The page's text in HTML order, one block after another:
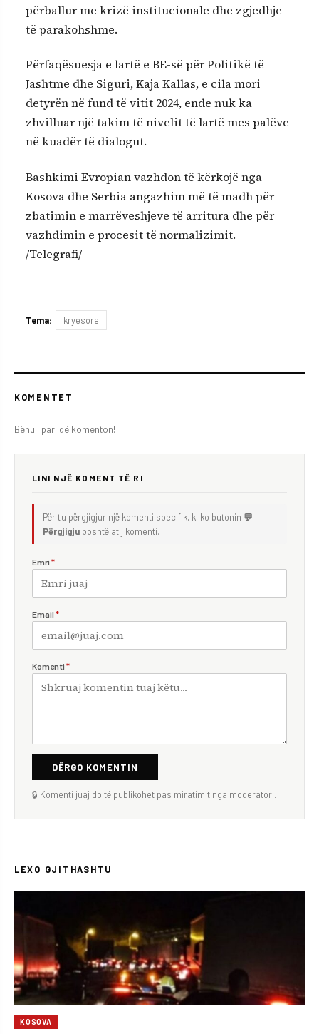
përballur me krizë institucionale dhe zgjedhje
të parakohshme.
Përfaqësuesja e lartë e BE-së për Politikë të
Jashtme dhe Siguri, Kaja Kallas, e cila mori
detyrën në fund të vitit 2024, ende nuk ka
zhvilluar një takim të nivelit të lartë mes palëve
në kuadër të dialogut.
Bashkimi Evropian vazhdon të kërkojë nga
Kosova dhe Serbia angazhim më të madh për
zbatimin e marrëveshjeve të arritura dhe për
vazhdimin e procesit të normalizimit.
/Telegrafi/
Tema: kryesore
KOMENTET
Bëhu i pari që komenton!
LINI NJË KOMENT TË RI
Për t'u përgjigjur një komenti specifik, kliko butonin 💬
Përgjigju poshtë atij komenti.
Emri *
Email *
Komenti *
DËRGO KOMENTIN
🔒 Komenti juaj do të publikohet pas miratimit nga moderatori.
LEXO GJITHASHTU
KOSOVA